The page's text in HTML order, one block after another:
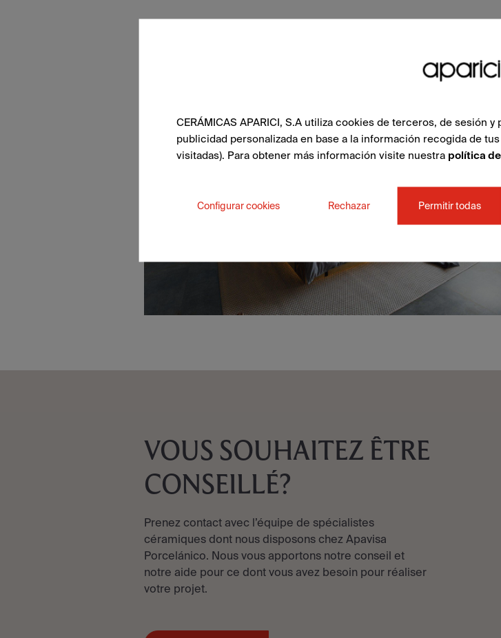
VOUS SOUHAITEZ ÊTRE
CONSEILLÉ?
Prenez contact avec l’équipe de spécialistes
céramiques dont nous disposons chez Apavisa
Porcelánico. Nous vous apportons notre conseil et
notre aide pour ce dont vous avez besoin pour réaliser
votre projet.
CERÁMICAS APARICI, S.A utiliza cookies de terceros, de sesión
publicidad personalizada en base a la información recogida de
visitadas). Para obtener más información visite nuestra política
Configurar cookies Rechazar Permitir todas